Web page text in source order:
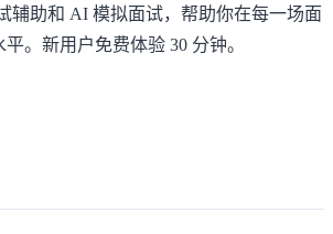
辅助和 AI 模拟面试，帮助你在每一场面
。新用户免费体验 30 分钟。